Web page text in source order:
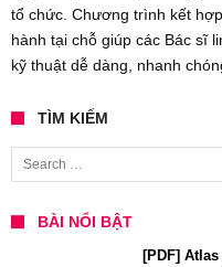
tổ chức. Chương trình kết
hành tại chỗ giúp các Bác sĩ
kỹ thuật dễ dàng, nhanh
TÌM KIẾM
Search for:
BÀI NỔI BẬT
[PDF]